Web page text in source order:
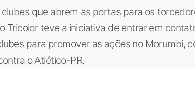
que abrem as portas para os
Tricolor teve a iniciativa de entrar em
para promover as ações no Morumbi,
o Atlético-PR.